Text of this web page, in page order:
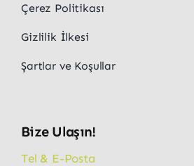
Çerez Politikası
Gizlilik İlkesi
Şartlar ve Koşullar
Bize Ulaşın!
Tel & E-Posta